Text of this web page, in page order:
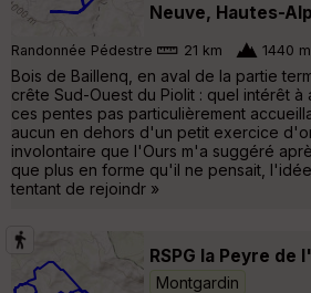
Neuve, Hautes-
Randonnée Pédestre 21 km 1440 m
Bois de Baillenq, en aval de la partie
crête Sud-Ouest du Piolit : quel intérêt à
ces pentes pas particulièrement
aucun en dehors d'un petit exercice
involontaire que l'Ours m'a suggéré
que plus en forme qu'il ne pensait,
tentant de rejoindr »
RSPG la Peyre de
Montgardin